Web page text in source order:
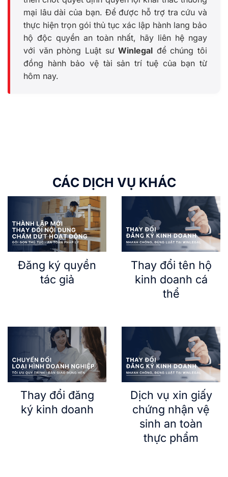
mại lâu dài của bạn. Để được hỗ trợ tra cứu và
thực hiện trọn gói thủ tục xác lập hành lang bảo
hộ độc quyền an toàn nhất, hãy liên hệ ngay
với văn phòng Luật sưWinlegal để chúng tôi
đồng hành bảo vệ tài sản trí tuệ của bạn từ
hôm nay.
CÁC DỊCH VỤ KHÁC
Đăng ký quyền
tác giả
Thay đổi tên hộ
kinh doanh cá
thể
Thay đổi đăng
ký kinh doanh
Dịch vụ xin giấy
chứng nhận vệ
sinh an toàn
thực phẩm